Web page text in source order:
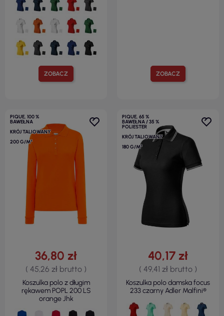
ZOBACZ ZOBACZ
PIQUE, 100 %
BAWEŁNA
KRÓJ TALIOWANY
200 G/M²
36,80 zł
( 45,26 zł brutto )
Koszulka polo z długim
rękawem POPL 200 LS
orange Jhk
PIQUE, 65 %
BAWEŁNA / 35 %
POLIESTER
KRÓJ TALIOWANY
180 G/M²
40,17 zł
( 49,41 zł brutto )
Koszulka polo damska focus
233 czarny Adler Malfini®